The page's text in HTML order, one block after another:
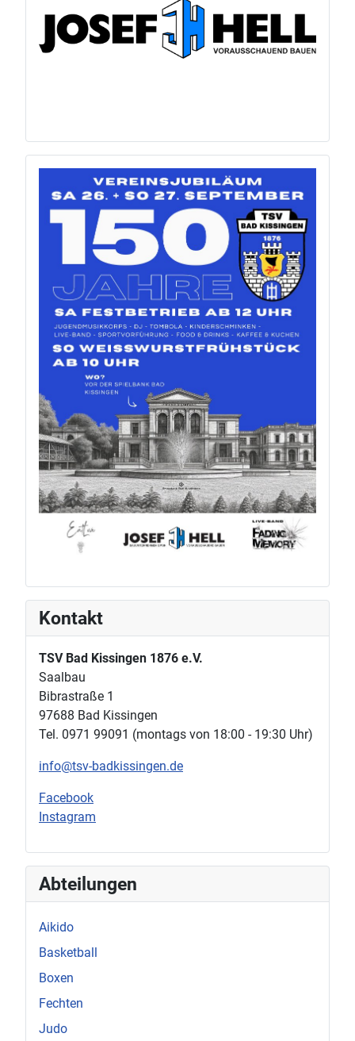
Kontakt
TSV Bad Kissingen 1876 e.V.
Saalbau
Bibrastraße 1
97688 Bad Kissingen
Tel. 0971 99091 (montags von 18:00 - 19:30 Uhr)
info@tsv-badkissingen.de
Facebook
Instagram
Abteilungen
Aikido
Basketball
Boxen
Fechten
Judo